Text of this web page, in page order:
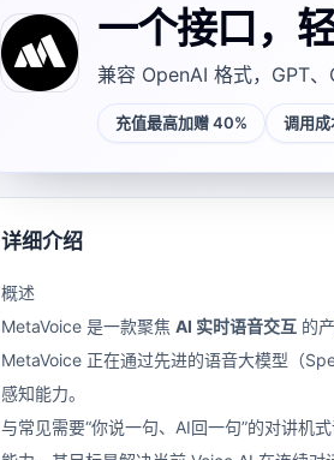
一个接口，
兼容 OpenAI 格式，GPT
充值最高加赠 40% 调用
详细介绍
概述
MetaVoice 是一款聚焦 AI 实时语音交互 的
MetaVoice 正在通过先进的语音大模型（
感知能力。
与常见需要“你说一句、AI回一句”的对讲机